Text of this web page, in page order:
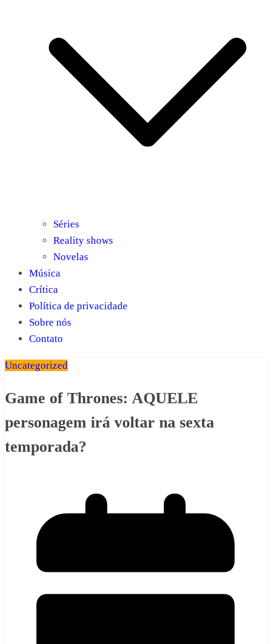
Séries
Reality shows
Novelas
Música
Crítica
Política de privacidade
Sobre nós
Contato
Uncategorized
Game of Thrones: AQUELE
personagem irá voltar na sexta
temporada?